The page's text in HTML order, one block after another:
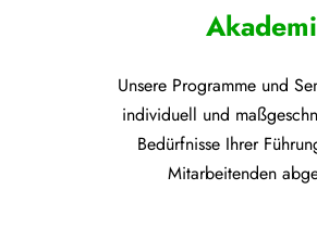
Unsere Programme und
individuell und
Bedürfnisse Ihrer
Mitarbeitenden